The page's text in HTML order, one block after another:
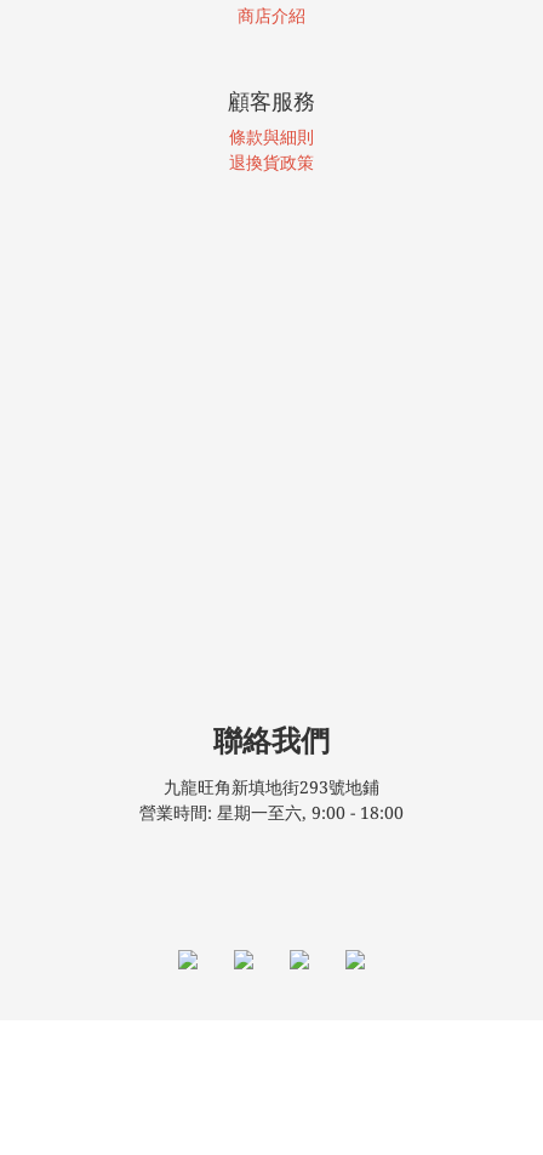
商店介紹
顧客服務
條款與細則
退換貨政策
聯絡我們
九龍旺角新填地街293號地鋪
營業時間: 星期一至六, 9:00 - 18:00